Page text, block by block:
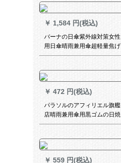
￥ 1,584 円(税込)
バーナの日傘紫外線対策女性
用日傘晴雨兼用傘超軽量焦げ
た付きミニポケッツ黒ゴム傘
￥ 472 円(税込)
パラソルのアフィリエル旗艦
店晴雨兼用傘用黒ゴムの日焼
け止め傘紫外線防止パソラス
YSLF 3〓〓軍緑64 cm*10 k
￥ 559 円(税込)